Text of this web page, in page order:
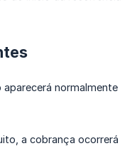
normalmente
a cobrança ocorrerá